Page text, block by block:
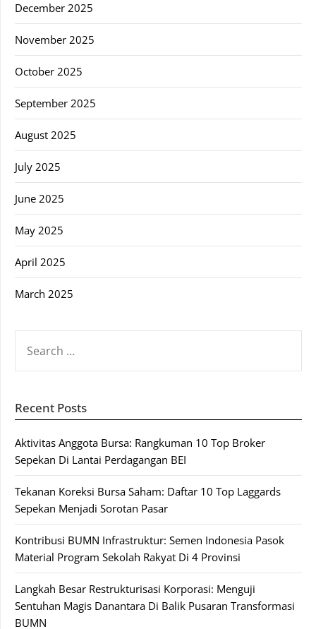
December 2025
November 2025
October 2025
September 2025
August 2025
July 2025
June 2025
May 2025
April 2025
March 2025
FOR:
Recent Posts
Aktivitas Anggota Bursa: Rangkuman 10 Top Broker
Sepekan Di Lantai Perdagangan BEI
Tekanan Koreksi Bursa Saham: Daftar 10 Top Laggards
Sepekan Menjadi Sorotan Pasar
Kontribusi BUMN Infrastruktur: Semen Indonesia Pasok
Material Program Sekolah Rakyat Di 4 Provinsi
Langkah Besar Restrukturisasi Korporasi: Menguji
Sentuhan Magis Danantara Di Balik Pusaran Transformasi
BUMN